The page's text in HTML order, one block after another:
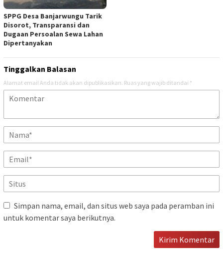
SPPG Desa Banjarwungu Tarik
Disorot, Transparansi dan
Dugaan Persoalan Sewa Lahan
Dipertanyakan
Tinggalkan Balasan
Alamat email Anda tidak akan dipublikasikan. Ruas yang wajib ditandai *
Simpan nama, email, dan situs web saya pada peramban ini
untuk komentar saya berikutnya.